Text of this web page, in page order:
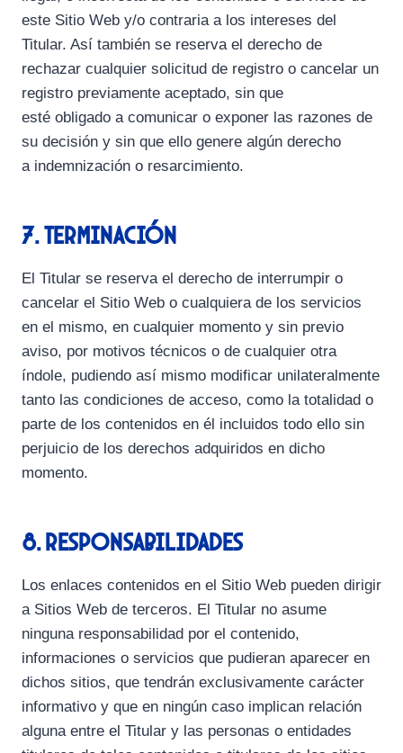
este Sitio Web y/o contraria a los intereses del
Titular. Así también se reserva el derecho de
rechazar cualquier solicitud de registro o cancelar un
registro previamente aceptado, sin que
esté obligado a comunicar o exponer las razones de
su decisión y sin que ello genere algún derecho
a indemnización o resarcimiento.
7. Terminación
El Titular se reserva el derecho de interrumpir o
cancelar el Sitio Web o cualquiera de los servicios
en el mismo, en cualquier momento y sin previo
aviso, por motivos técnicos o de cualquier otra
índole, pudiendo así mismo modificar unilateralmente
tanto las condiciones de acceso, como la totalidad o
parte de los contenidos en él incluidos todo ello sin
perjuicio de los derechos adquiridos en dicho
momento.
8. Responsabilidades
Los enlaces contenidos en el Sitio Web pueden dirigir
a Sitios Web de terceros. El Titular no asume
ninguna responsabilidad por el contenido,
informaciones o servicios que pudieran aparecer en
dichos sitios, que tendrán exclusivamente carácter
informativo y que en ningún caso implican relación
alguna entre el Titular y las personas o entidades